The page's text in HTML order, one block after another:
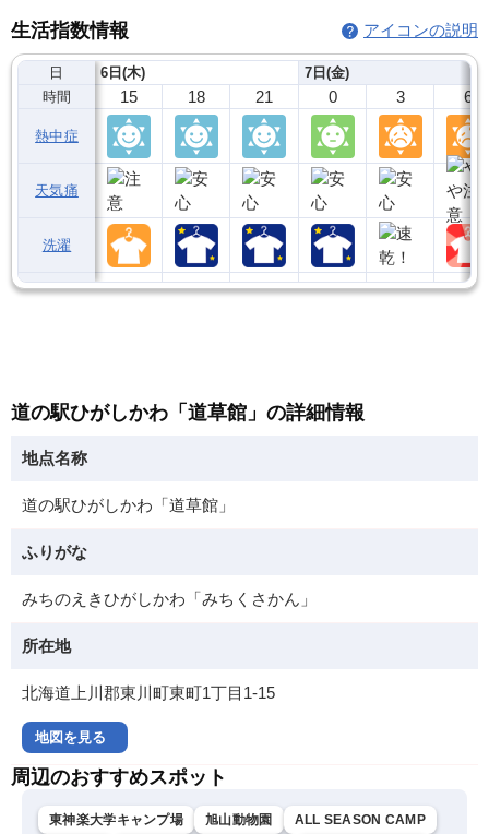
生活指数情報 アイコンの説明
日
時間
熱中症
天気痛
洗濯
6日(木)
15 18 21
7日(金)
0 3 6
道の駅ひがしかわ「道草館」の詳細情報
地点名称
道の駅ひがしかわ「道草館」
ふりがな
みちのえきひがしかわ「みちくさかん」
所在地
北海道上川郡東川町東町1丁目1-15
地図を見る
周辺のおすすめスポット
東神楽大学キャンプ場 旭山動物園
ALL SEASON CAMP